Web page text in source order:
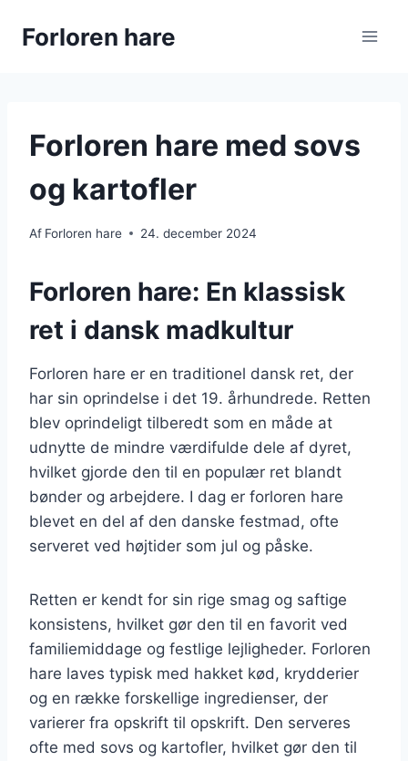
Forloren hare
Forloren hare med sovs
og kartofler
Af Forloren hare 24. december 2024
Forloren hare: En klassisk
ret i dansk madkultur
Forloren hare er en traditionel dansk ret, der
har sin oprindelse i det 19. århundrede. Retten
blev oprindeligt tilberedt som en måde at
udnytte de mindre værdifulde dele af dyret,
hvilket gjorde den til en populær ret blandt
bønder og arbejdere. I dag er forloren hare
blevet en del af den danske festmad, ofte
serveret ved højtider som jul og påske.
Retten er kendt for sin rige smag og saftige
konsistens, hvilket gør den til en favorit ved
familiemiddage og festlige lejligheder. Forloren
hare laves typisk med hakket kød, krydderier
og en række forskellige ingredienser, der
varierer fra opskrift til opskrift. Den serveres
ofte med sovs og kartofler, hvilket gør den til